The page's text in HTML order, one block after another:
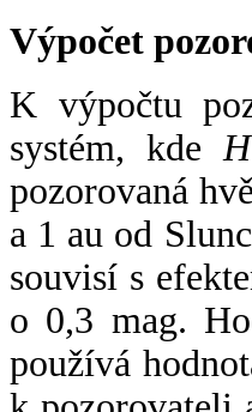
Výpočet
K výpočtu
systém, kde H
pozorovaná
a 1 au od
souvisí s
o 0,3 mag.
používá